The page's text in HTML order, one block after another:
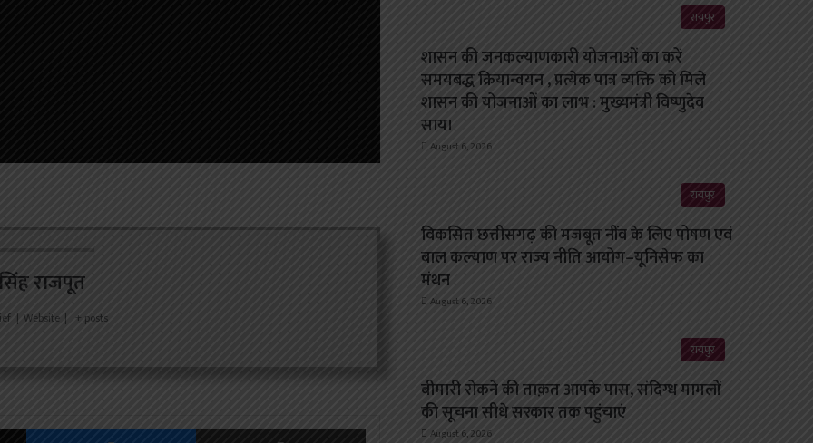
राजपूत
| Website | + posts
X Messenger Share via Email
रायपुर
शासन की जनकल्याणकारी योजनाओं का करें
समयबद्ध क्रियान्वयन , प्रत्येक पात्र व्यक्ति को मिले
शासन की योजनाओं का लाभ : मुख्यमंत्री विष्णुदेव
साय।
August 6, 2026
रायपुर
विकसित छत्तीसगढ़ की मजबूत नींव के लिए पोषण एवं
बाल कल्याण पर राज्य नीति आयोग–यूनिसेफ का
मंथन
August 6, 2026
रायपुर
बीमारी रोकने की ताक़त आपके पास, संदिग्ध मामलों
की सूचना सीधे सरकार तक पहुंचाएं
August 6, 2026